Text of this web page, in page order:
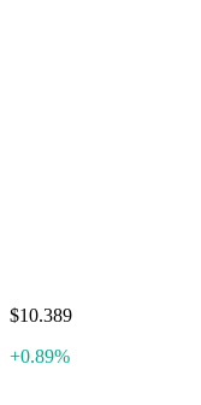
$10.389
+0.89%